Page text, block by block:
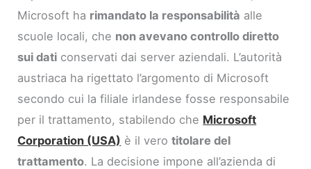
Microsoft ha rimandato la responsabilità alle
scuole locali, che non avevano controllo diretto
sui dati conservati dai server aziendali. L’autorità
austriaca ha rigettato l’argomento di Microsoft
secondo cui la filiale irlandese fosse responsabile
per il trattamento, stabilendo che Microsoft
Corporation (USA) è il verotitolare del
trattamento. La decisione impone all’azienda di